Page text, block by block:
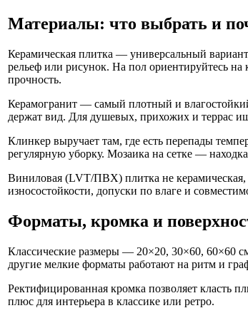
Материалы: что выбрать и
Керамическая плитка — универсальный
рельеф или рисунок. На пол ориентируйтесь
прочность.
Керамогранит — самый плотный и
держат вид. Для душевых, прихожих и террас
Клинкер выручает там, где есть перепады
регулярную уборку. Мозаика на сетке —
Виниловая (LVT/ПВХ) плитка не керамическая,
износостойкости, допуски по влаге и
Форматы, кромка и
Классические размеры — 20×20, 30×60, 60×60
другие мелкие форматы работают на ритм и
Ректифицированная кромка позволяет класть
плюс для интерьера в классике или ретро.